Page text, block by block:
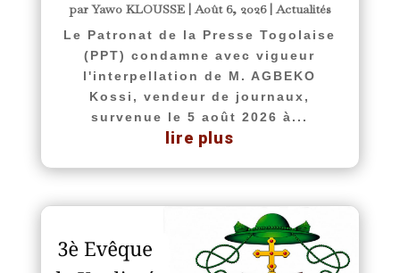
parYawo KLOUSSE|Août 6, 2026|Actualités
Le Patronat de la Presse Togolaise
(PPT) condamne avec vigueur
l'interpellation de M. AGBEKO
Kossi, vendeur de journaux,
survenue le 5 août 2026 à...
lire plus